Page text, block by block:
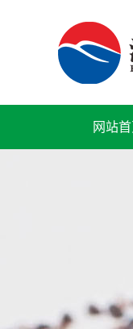
网站